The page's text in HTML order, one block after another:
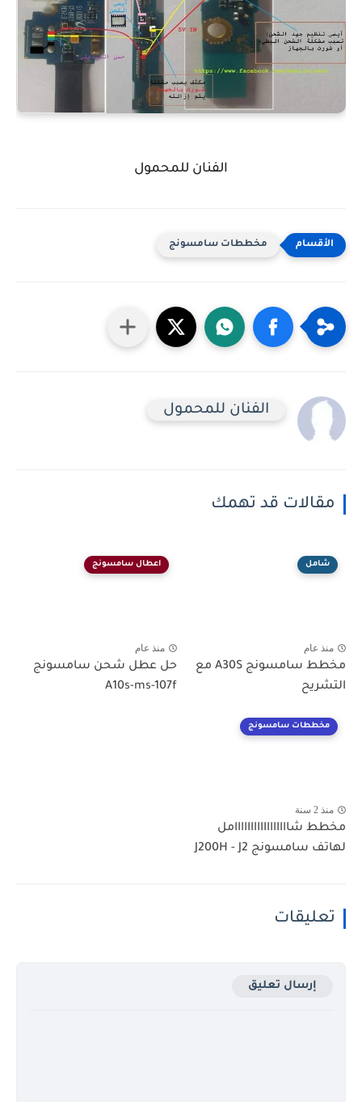
الفنان للمحمول
مخططات سامسونج
الفنان للمحمول
مقالات قد تهمك
شامل
منذ عام
مخطط سامسونج A30S مع
التشريح
اعطال سامسونج
منذ عام
حل عطل شحن سامسونج
A10s-ms-107f
مخططات سامسونج
منذ 2 سنة
مخطط شااااااااااااااااامل
لهاتف سامسونج J200H - J2
تعليقات
إرسال تعليق